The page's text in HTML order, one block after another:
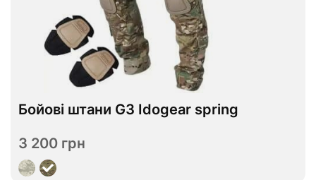
Бойові штани G3 Іdogear spring
3 200 грн